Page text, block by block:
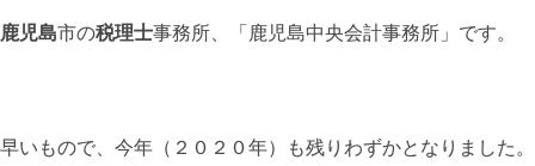
鹿児島市の税理士事務所、「鹿児島中央会計事務所」です。
早いもので、今年（２０２０年）も残りわずかとなりました。